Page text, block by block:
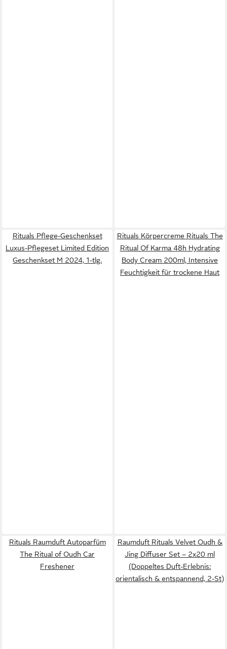
Rituals Pflege-Geschenkset
Luxus-Pflegeset Limited Edition
Geschenkset M 2024, 1-tlg.
Rituals Körpercreme Rituals The
Ritual Of Karma 48h Hydrating
Body Cream 200ml, Intensive
Feuchtigkeit für trockene Haut
Rituals Raumduft Autoparfüm
The Ritual of Oudh Car
Freshener
Raumduft Rituals Velvet Oudh &
Jing Diffuser Set – 2x20 ml
(Doppeltes Duft-Erlebnis:
orientalisch & entspannend, 2-St)